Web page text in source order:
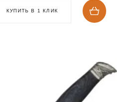
КУПИТЬ В 1 КЛИК